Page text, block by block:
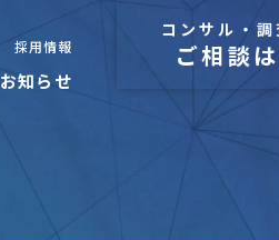
お知らせ
採用情報
コンサル・
ご相談